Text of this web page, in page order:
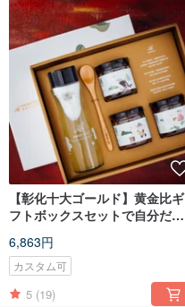
【彰化十大ゴールド】黄金比ギ
フトボックスセットで自分だけ
6,863円
カスタム可
5 (19)